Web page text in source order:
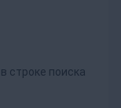
строке поиска